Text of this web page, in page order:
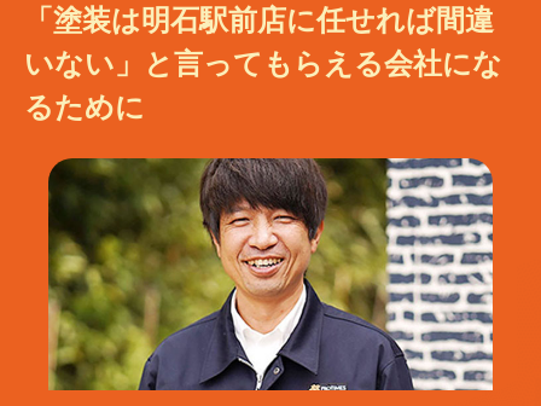
「塗装は明石駅前店に任せれば間違
いない」と言ってもらえる会社にな
るために